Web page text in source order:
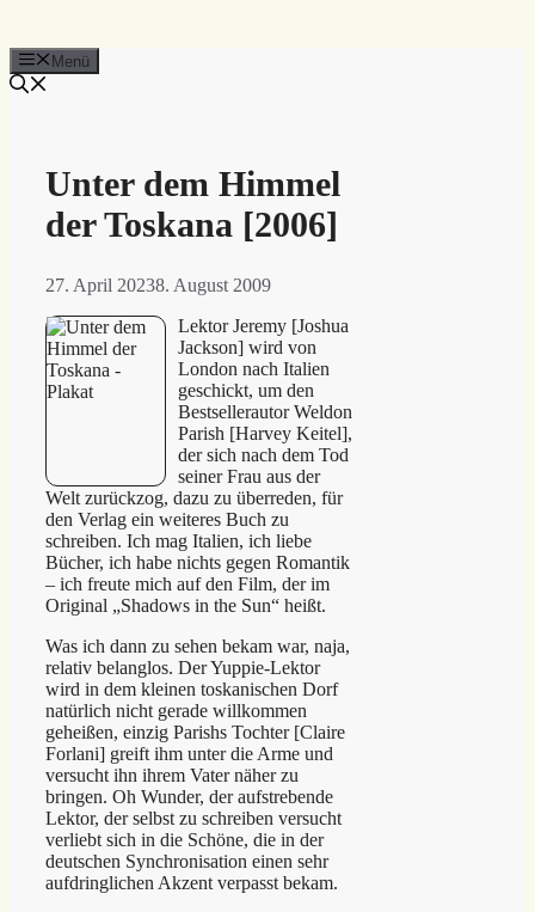
Menü
Unter dem Himmel
der Toskana [2006]
27. April 20238. August 2009
Lektor Jeremy [Joshua
Jackson] wird von
London nach Italien
geschickt, um den
Bestsellerautor Weldon
Parish [Harvey Keitel],
der sich nach dem Tod
seiner Frau aus der
Welt zurückzog, dazu zu überreden, für
den Verlag ein weiteres Buch zu
schreiben. Ich mag Italien, ich liebe
Bücher, ich habe nichts gegen Romantik
– ich freute mich auf den Film, der im
Original „Shadows in the Sun“ heißt.
Was ich dann zu sehen bekam war, naja,
relativ belanglos. Der Yuppie-Lektor
wird in dem kleinen toskanischen Dorf
natürlich nicht gerade willkommen
geheißen, einzig Parishs Tochter [Claire
Forlani] greift ihm unter die Arme und
versucht ihn ihrem Vater näher zu
bringen. Oh Wunder, der aufstrebende
Lektor, der selbst zu schreiben versucht
verliebt sich in die Schöne, die in der
deutschen Synchronisation einen sehr
aufdringlichen Akzent verpasst bekam.